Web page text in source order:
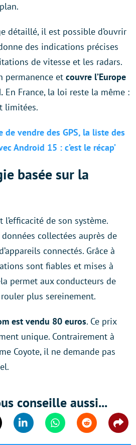
détaillé, il est possible d’ouvrir
des indications précises
de vitesse et les radars.
permanence et couvre l’Europe
En France, la loi reste la même :
limitées.
de vendre des GPS, la liste des
Android 15 : c’est le récap’
basée sur la
de son système.
collectées auprès de
connectés. Grâce à
sont fiables et mises à
permet aux conducteurs de
plus sereinement.
est vendu 80 euros. Ce prix
unique. Contrairement à
Coyote, il ne demande pas
conseille aussi...
Linkedin WhatsappReddit